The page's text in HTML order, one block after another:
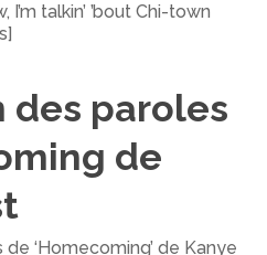
talkin’ ’bout Chi-town
des paroles
de
‘Homecoming’ de Kanye